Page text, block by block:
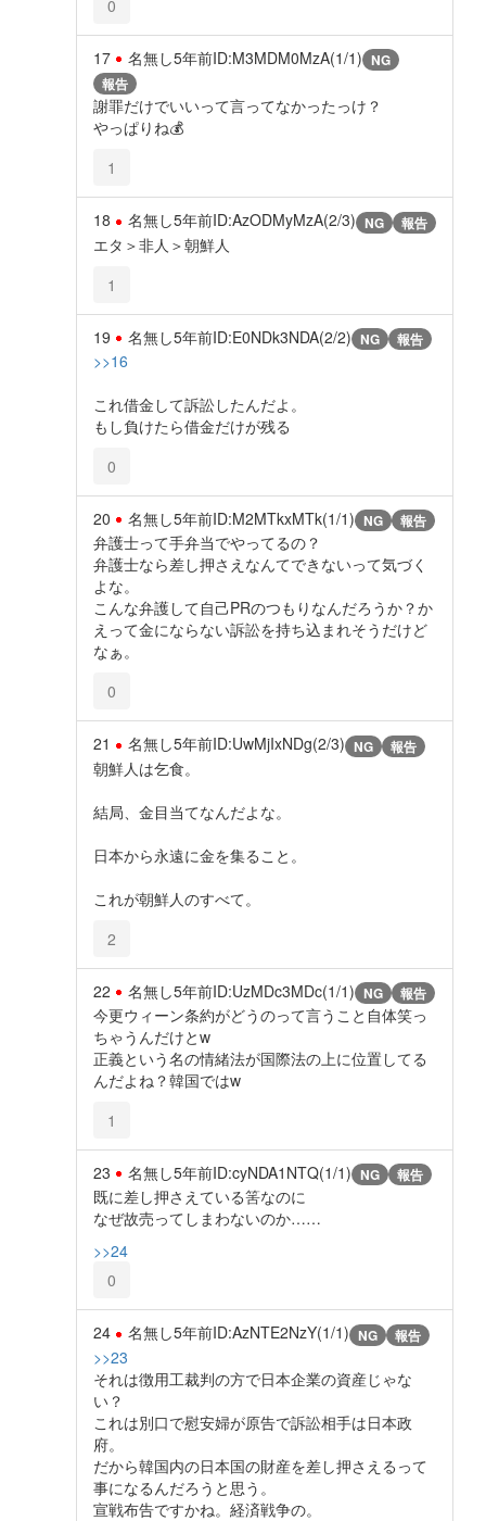
0
17 名無し5年前ID:M3MDM0MzA(1/1) NG
報告
謝罪だけでいいって言ってなかったっけ？
やっぱりね💰️
1
18 名無し5年前ID:AzODMyMzA(2/3) NG 報告
エタ＞非人＞朝鮮人
1
19 名無し5年前ID:E0NDk3NDA(2/2) NG 報告
>>16
これ借金して訴訟したんだよ。
もし負けたら借金だけが残る
0
20 名無し5年前ID:M2MTkxMTk(1/1) NG 報告
弁護士って手弁当でやってるの？
弁護士なら差し押さえなんてできないって気づく
よな。
こんな弁護して自己PRのつもりなんだろうか？か
えって金にならない訴訟を持ち込まれそうだけど
なぁ。
0
21 名無し5年前ID:UwMjIxNDg(2/3) NG 報告
朝鮮人は乞食。
結局、金目当てなんだよな。
日本から永遠に金を集ること。
これが朝鮮人のすべて。
2
22 名無し5年前ID:UzMDc3MDc(1/1) NG 報告
今更ウィーン条約がどうのって言うこと自体笑っ
ちゃうんだけとw
正義という名の情緒法が国際法の上に位置してる
んだよね？韓国ではw
1
23 名無し5年前ID:cyNDA1NTQ(1/1) NG 報告
既に差し押さえている筈なのに
なぜ故売ってしまわないのか……
>>24
0
24 名無し5年前ID:AzNTE2NzY(1/1) NG 報告
>>23
それは徴用工裁判の方で日本企業の資産じゃな
い？
これは別口で慰安婦が原告で訴訟相手は日本政
府。
だから韓国内の日本国の財産を差し押さえるって
事になるんだろうと思う。
宣戦布告ですかね。経済戦争の。